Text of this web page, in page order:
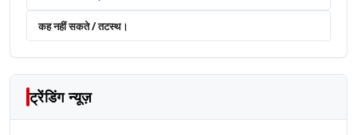
कह नहीं सकते / तटस्थ।
ट्रेंडिंग न्यूज़